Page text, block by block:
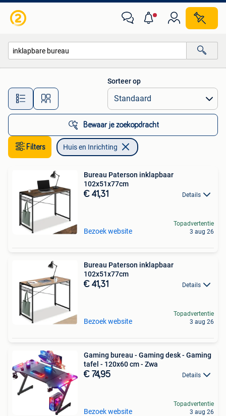
Alle afstanden…
Sorteer op
Bewaar je zoekopdracht
Filters Huis en Inrichting
Bureau Paterson inklapbaar
102x51x77cm
€ 41,31 Details
Bezoek website
Topadvertentie
3 aug 26
Bureau Paterson inklapbaar
102x51x77cm
€ 41,31 Details
Bezoek website
Topadvertentie
3 aug 26
Gaming bureau - Gaming desk - Gaming
tafel - 120x60 cm - Zwa
€ 74,95 Details
Bezoek website
Topadvertentie
3 aug 26